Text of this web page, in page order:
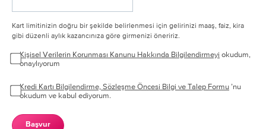
Kart limitinizin doğru bir şekilde belirlenmesi için gelirinizi maaş, faiz, kira
gibi düzenli aylık kazancınıza göre girmenizi öneririz.
Kişisel Verilerin Korunması Kanunu Hakkında Bilgilendirmeyi okudum,
onaylıyorum
Kredi Kartı Bilgilendirme, Sözleşme Öncesi Bilgi ve Talep Formu ’nu
okudum ve kabul ediyorum.
Başvur